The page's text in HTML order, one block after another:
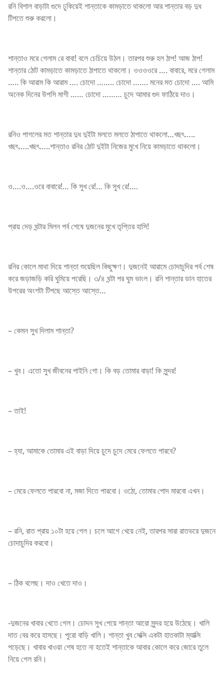
রনি বিশাল বাড়াটা গুদে ঢুকিয়েই শান্তাকে কামড়াতে থাকলো আর শান্তার বড় দুধ
টিপতে শুরু করলো।
শান্তাও মরে গেলাম রে বাবা! বলে চেচিয়ে উঠল। তারপর শুরু হল ঠাপ! আজ ঠাপ!
শান্তার ঠোট কামড়াতে কামড়াতে ঠাপাতে থাকলো। ওওওওরে …. বাবারে, মরে গেলাম
….. কি আরাম কি আরাম …. চোদো …….. চোদো ……. মনের মত চোদো …. আমি
অনেক দিনের উপসি মাগী …… চোদো ……… চুদে আমার গুদ ফাঠিয়ে দাও।
রনিও পাগলের মত শান্তার দুধ দুইটা মলতে মলতে ঠাপাতে থাকলো…খছৎ…..
খছৎ…..খছৎ…..শান্তাও রনির ঠোট দুইটা নিজের মুখে নিয়ে কামড়াতে থাকলো।
ও….ও….ওরে বাবারে!… কি সুখ রে!… কি সুখ রে!….
প্রায় দেড় ঘন্টার মিলন পর্ব শেষে দুজনের মুখে তৃপ্তির হাসি!
রনির কোলে মাথা দিয়ে শান্তা শুয়েছিল কিছুক্ষণ। দুজনেই আরামে চোদাচুদির পর্ব শেষ
করে জড়াজড়ি করি ঘুমিয়ে পরেছি। ৩/৪ ঘন্টা পর ঘুম ভাংল। রনি শান্তার ডান হাতের
উপরের অংশটা টিপছে আস্তে আস্তে…
– কেমন সুখ দিলাম শান্তা?
– খুব। এতো সুখ জীবনের পাইনি গো। কি বড় তোমার বাড়া! কি সুন্দর!
– তাই!
– হ্যা, আমাকে তোমার এই বাড়া দিয়ে চুদে চুদে মেরে ফেলতে পারবে?
– মেরে ফেলতে পারবো না, মজা দিতে পারবো। ওঠো, তোমার পোদ মারবো এখন।
– রনি, রাত প্রায় ১০টা হয়ে গেল। চলে আগে খেয়ে নেই, তারপর সারা রাতভরে দুজনে
চোদাচুদির করবো।
– ঠিক বলেছ। দাও খেতে দাও।
-দুজনের খাবার খেতে গেল। চোদন সুখ পেয়ে শান্তা আরো সুন্দর হয়ে উঠেছে। খালি
দাত বের করে হাসছে। পুরো বাড়ি খালি। শান্তা খুব সেক্সি একটা হাতকাটা ম্যাক্সি
পড়েছে। খাবার খাওয়া শেষ হতে না হতেই শান্তাকে আবার কোলে করে জোরে তুলে
নিয়ে গেল রনি।